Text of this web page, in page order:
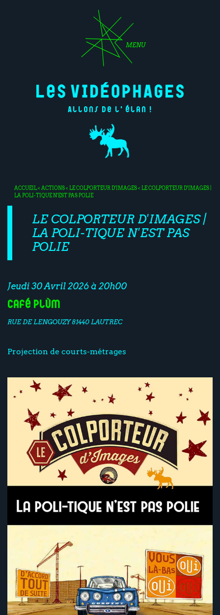
MENU
Allons de l'élan !
ACCUEIL<ACTIONS< LE COLPORTEUR D'IMAGES< LE COLPORTEUR D'IMAGES |
LA POLI-TIQUE N'EST PAS POLIE
LE COLPORTEUR D'IMAGES |
LA POLI-TIQUE N'EST PAS
POLIE
Jeudi 30 Avril 2026 à 20h00
Café Plùm
RUE DE LENGOUZY 81440 LAUTREC
Projection de courts-métrages